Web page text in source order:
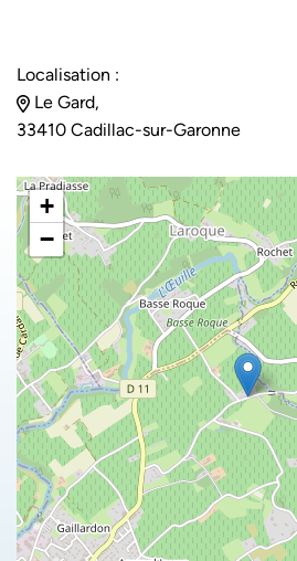
Localisation :
Le Gard,
33410 Cadillac-sur-Garonne
+
−